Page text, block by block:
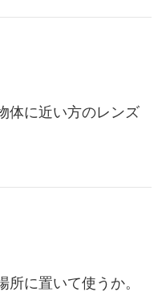
に近い方のレンズ
に置いて使うか。